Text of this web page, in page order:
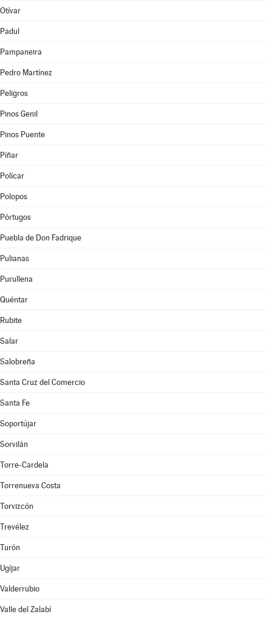
Otívar
Padul
Pampaneira
Pedro Martínez
Peligros
Pinos Genil
Pinos Puente
Píñar
Polícar
Polopos
Pórtugos
Puebla de Don Fadrique
Pulianas
Purullena
Quéntar
Rubite
Salar
Salobreña
Santa Cruz del Comercio
Santa Fe
Soportújar
Sorvilán
Torre-Cardela
Torrenueva Costa
Torvizcón
Trevélez
Turón
Ugíjar
Valderrubio
Valle del Zalabí